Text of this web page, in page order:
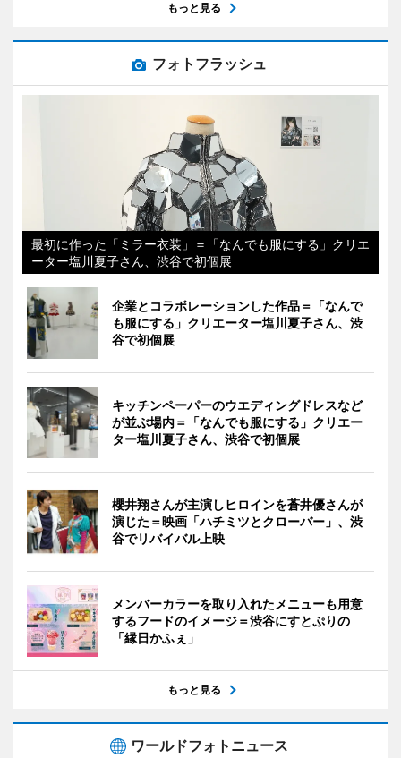
もっと見る
フォトフラッシュ
最初に作った「ミラー衣装」＝「なんでも服にする」クリエ
ーター塩川夏子さん、渋谷で初個展
企業とコラボレーションした作品＝「なんで
も服にする」クリエーター塩川夏子さん、渋
谷で初個展
キッチンペーパーのウエディングドレスなど
が並ぶ場内＝「なんでも服にする」クリエー
ター塩川夏子さん、渋谷で初個展
櫻井翔さんが主演しヒロインを蒼井優さんが
演じた＝映画「ハチミツとクローバー」、渋
谷でリバイバル上映
メンバーカラーを取り入れたメニューも用意
するフードのイメージ＝渋谷にすとぷりの
「縁日かふぇ」
もっと見る
ワールドフォトニュース